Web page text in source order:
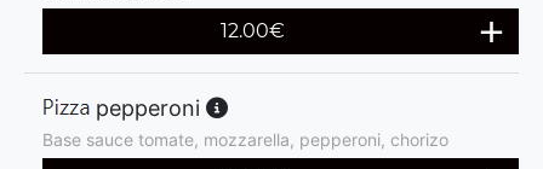
12.00€
pepperoni
Base sauce tomate, mozzarella, pepperoni, chorizo